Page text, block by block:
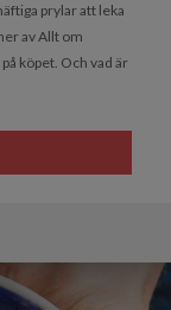
prylar att leka
av Allt om
köpet. Och vad är